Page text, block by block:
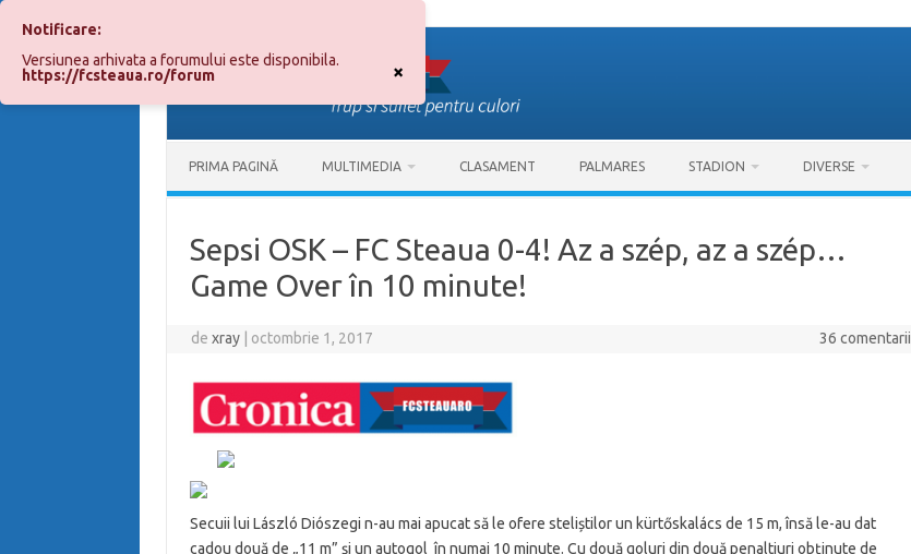
conținut
PRIMA PAGINĂ MULTIMEDIA CLASAMENT PALMARES STADION DIVERSE
Sepsi OSK – FC Steaua 0-4! Az a szép, az a szép…
Game Over în 10 minute!
dexray octombrie 1, 2017 36 comentarii
Secuii lui László Diószegi n-au mai apucat să le ofere steliștilor un kürtőskalács de 15 m, însă le-au dat
cadou două de „11 m” și un autogol în numai 10 minute. Cu două goluri din două penaltiuri obținute de
×
Notificare:
Versiunea arhivata a forumului este disponibila.
https://fcsteaua.ro/forum